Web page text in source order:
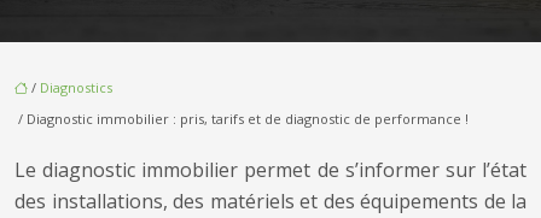
/ Diagnostics
/ Diagnostic immobilier : pris, tarifs et de diagnostic de performance !
Le diagnostic immobilier permet de s’informer sur l’état
des installations, des matériels et des équipements de la